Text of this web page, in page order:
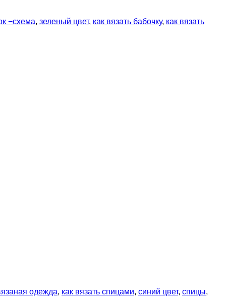
−схема, зеленый цвет, как вязать бабочку, как вязать
одежда, как вязать спицами, синий цвет, спицы,